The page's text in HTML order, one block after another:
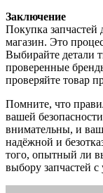
Заключение
Покупка
магазин. Это
Выбирайте детали
проверенные
проверяйте товар
Помните, что
вашей
внимательны, и
надёжной и
того, опытный ли
выбору запчастей